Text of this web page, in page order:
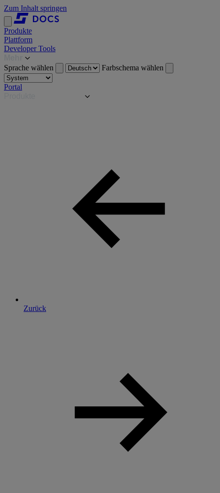
Zum Inhalt springen
Produkte
Plattform
Developer Tools
Sprache wählen
Farbschema wählen
Portal
Zurück